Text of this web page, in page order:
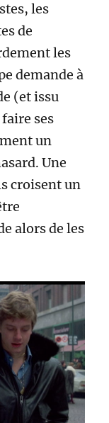
les
de
les
demande à
(et issu
ses
un
Une
croisent un
alors de les